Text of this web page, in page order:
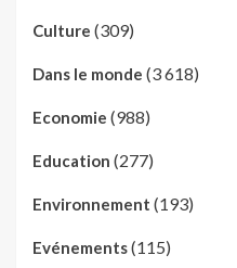
Culture (309)
Dans le monde (3 618)
Economie (988)
Education (277)
Environnement (193)
Evénements(115)